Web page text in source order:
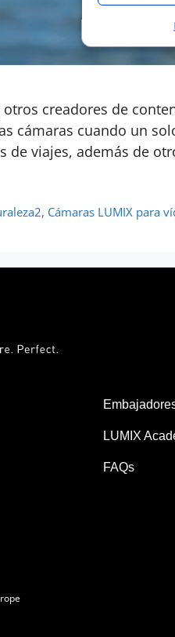
creadores de
cámaras cuando un
de viajes, además de
, Cámaras LUMIX para
LUMIX
FAQs